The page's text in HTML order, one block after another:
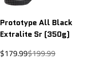
Prototype All Black
Extralite Sr (350g)
Prix
$179.99Prix
$199.99